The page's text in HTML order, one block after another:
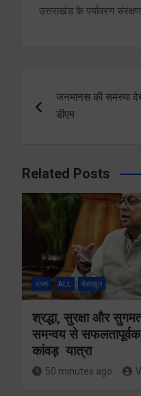
उत्तराखंड के पर्यावरण
navigation
जनमानस की समस्या
डीएम
Related Posts
राज्य ALL देहरादून
श्रद्धा, सुरक्षा और
समन्वय से सफलतापूर्वक
कांवड़ यात्रा
50 minutes ago